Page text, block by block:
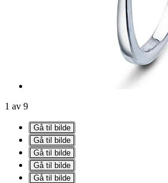
1 av 9
Gå til bilde
Gå til bilde
Gå til bilde
Gå til bilde
Gå til bilde